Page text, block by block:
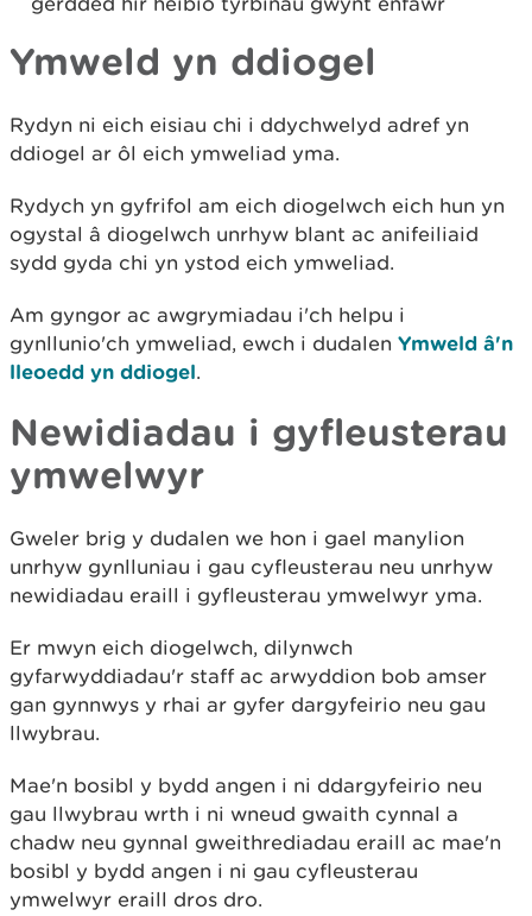
Ymweld yn ddiogel
Rydyn ni eich eisiau chi i ddychwelyd adref yn
ddiogel ar ôl eich ymweliad yma.
Rydych yn gyfrifol am eich diogelwch eich hun yn
ogystal â diogelwch unrhyw blant ac anifeiliaid
sydd gyda chi yn ystod eich ymweliad.
Am gyngor ac awgrymiadau i'ch helpu i
gynllunio'ch ymweliad, ewch i dudalen Ymweld â'n
lleoedd yn ddiogel.
Newidiadau i gyfleusterau
ymwelwyr
Gweler brig y dudalen we hon i gael manylion
unrhyw gynlluniau i gau cyfleusterau neu unrhyw
newidiadau eraill i gyfleusterau ymwelwyr yma.
Er mwyn eich diogelwch, dilynwch
gyfarwyddiadau'r staff ac arwyddion bob amser
gan gynnwys y rhai ar gyfer dargyfeirio neu gau
llwybrau.
Mae'n bosibl y bydd angen i ni ddargyfeirio neu
gau llwybrau wrth i ni wneud gwaith cynnal a
chadw neu gynnal gweithrediadau eraill ac mae'n
bosibl y bydd angen i ni gau cyfleusterau
ymwelwyr eraill dros dro.